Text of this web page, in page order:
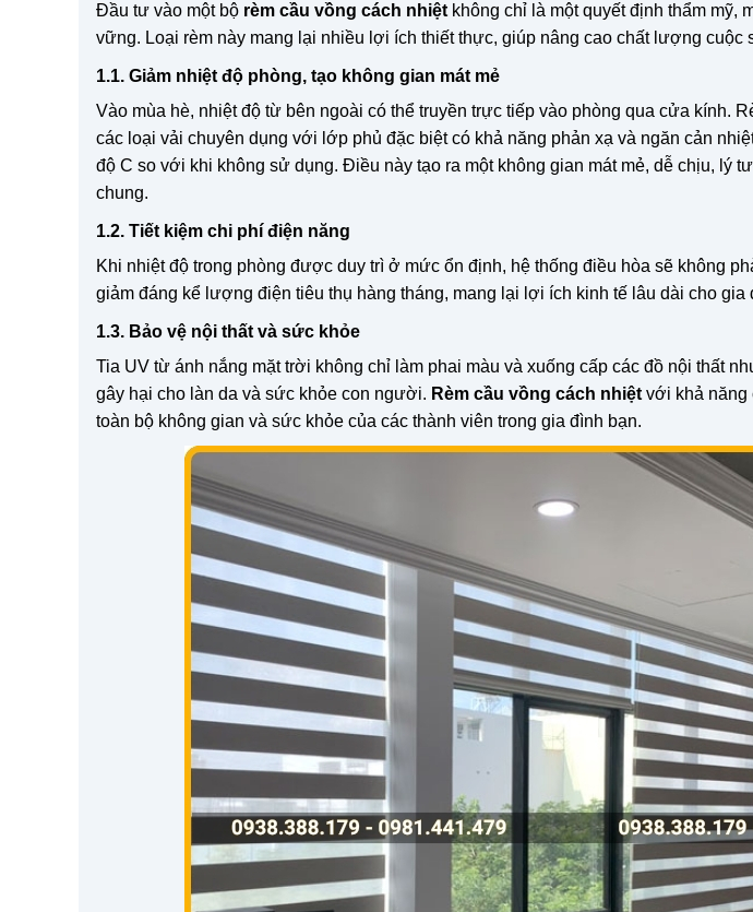
Đầu tư vào một bộ rèm cầu vồng cách nhiệt không chỉ là một quyết định thẩm mỹ,
vững. Loại rèm này mang lại nhiều lợi ích thiết thực, giúp nâng cao chất lượng cuộc
1.1. Giảm nhiệt độ phòng, tạo không gian mát mẻ
Vào mùa hè, nhiệt độ từ bên ngoài có thể truyền trực tiếp vào phòng qua cửa kính.
các loại vải chuyên dụng với lớp phủ đặc biệt có khả năng phản xạ và ngăn cản
độ C so với khi không sử dụng. Điều này tạo ra một không gian mát mẻ, dễ chịu, lý
chung.
1.2. Tiết kiệm chi phí điện năng
Khi nhiệt độ trong phòng được duy trì ở mức ổn định, hệ thống điều hòa sẽ không
giảm đáng kể lượng điện tiêu thụ hàng tháng, mang lại lợi ích kinh tế lâu dài cho gia
1.3. Bảo vệ nội thất và sức khỏe
Tia UV từ ánh nắng mặt trời không chỉ làm phai màu và xuống cấp các đồ nội thất
gây hại cho làn da và sức khỏe con người. Rèm cầu vồng cách nhiệt với khả năng
toàn bộ không gian và sức khỏe của các thành viên trong gia đình bạn.